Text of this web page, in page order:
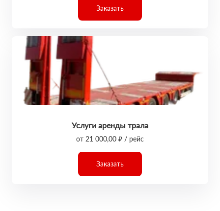
Заказать
Услуги аренды трала
от 21 000,00 ₽ / рейс
Заказать